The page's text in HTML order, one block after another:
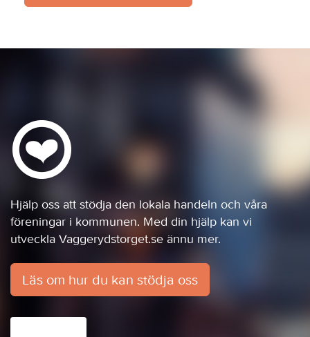
Hjälp oss att stödja den lokala handeln och våra
föreningar i kommunen. Med din hjälp kan vi
utveckla Vaggerydstorget.se ännu mer.
Läs om hur du kan stödja oss